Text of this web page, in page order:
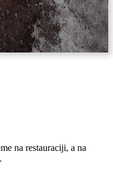
na restauraciji, a na